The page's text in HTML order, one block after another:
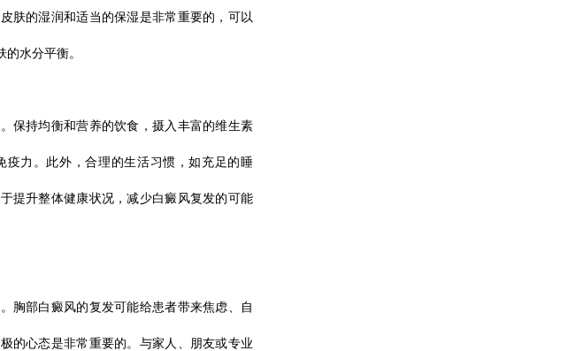
肤的湿润和适当的保湿是非常重要的，可以
水分平衡。
保持均衡和营养的饮食，摄入丰富的维生素
力。此外，合理的生活习惯，如充足的睡
提升整体健康状况，减少白癜风复发的可能
胸部白癜风的复发可能给患者带来焦虑、自
的心态是非常重要的。与家人、朋友或专业